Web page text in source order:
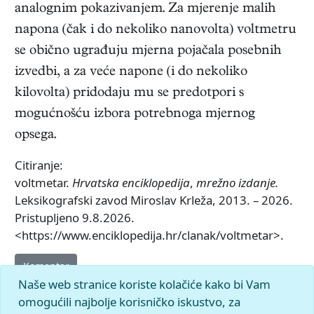
analognim pokazivanjem. Za mjerenje malih
napona (čak i do nekoliko nanovolta) voltmetru
se obično ugrađuju mjerna pojačala posebnih
izvedbi, a za veće napone (i do nekoliko
kilovolta) pridodaju mu se predotpori s
mogućnošću izbora potrebnoga mjernog
opsega.
Citiranje:
voltmetar. Hrvatska enciklopedija, mrežno izdanje.
Leksikografski zavod Miroslav Krleža, 2013. – 2026.
Pristupljeno 9.8.2026.
<https://www.enciklopedija.hr/clanak/voltmetar>.
Komentar
Naše web stranice koriste kolačiće kako bi Vam
omogućili najbolje korisničko iskustvo, za